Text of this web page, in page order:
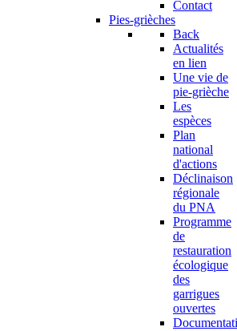
Contact
Pies-grièches
Back
Actualités
en lien
Une vie de
pie-grièche
Les
espèces
Plan
national
d'actions
Déclinaison
régionale
du PNA
Programme
de
restauration
écologique
des
garrigues
ouvertes